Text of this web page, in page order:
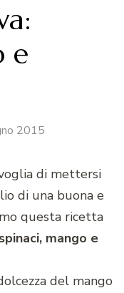
e
2015
di mettersi
di una buona e
questa ricetta
mango e
del mango